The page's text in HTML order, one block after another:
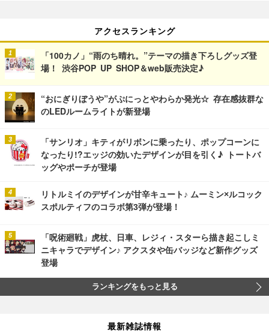
アクセスランキング
「100カノ」“雨のち晴れ。”テーマの描き下ろしグッズ登
場！ 渋谷POP UP SHOP＆web販売決定♪
“おにぎりぼうや”がぷにっとやわらか発光☆ 存在感抜群な
のLEDルームライトが新登場
「サンリオ」キティがリボンに乗ったり、ポップコーンに
なったり!?エッジの効いたデザインが目を引く♪ トートバ
ッグやポーチが登場
リトルミイのデザインが甘辛キュート♪ ムーミン×ルコック
スポルティフのコラボ第3弾が登場！
「呪術廻戦」虎杖、日車、レジィ・スターら描き起こしミ
ニキャラでデザイン♪ アクスタや缶バッジなど新作グッズ
登場
ランキングをもっと見る
最新雑誌情報